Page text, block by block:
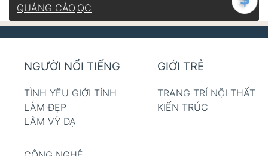
QUẢNG CÁO QC
NGƯỜI NỔI TIẾNG
TÌNH YÊU GIỚI TÍNH
LÀM ĐẸP
LÂM VỸ DẠ
GIỚI TRẺ
TRANG TRÍ NỘI THẤT
KIẾN TRÚC